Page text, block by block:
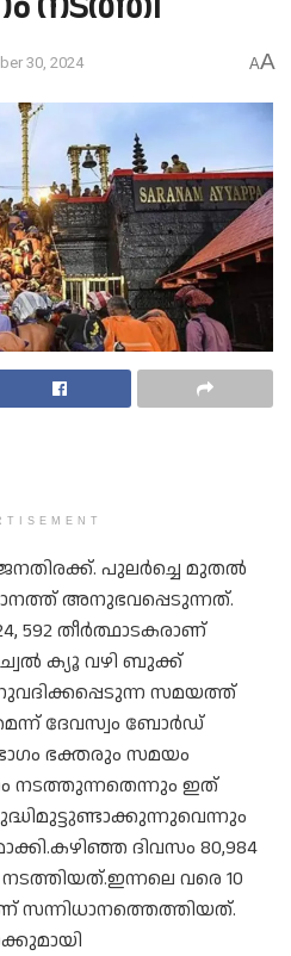
30, 2024 AA
പുലർച്ചെ മുതൽ
അനുഭവപ്പെടുന്നത്.
592 തീർത്ഥാടകരാണ്
ക്യൂ വഴി ബുക്ക്
സമയത്ത്
ദേവസ്വം ബോർഡ്
ഭക്തരും സമയം
നടത്തുന്നതെന്നും ഇത്
ദിവസം 80,984
വരെ 10
സന്നിധാനത്തെത്തിയത്.